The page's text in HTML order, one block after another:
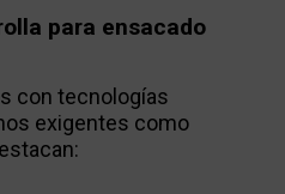
para ensacado
con tecnologías
exigentes como